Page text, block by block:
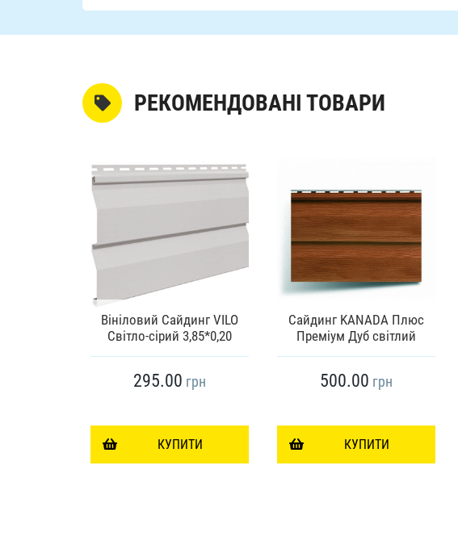
РЕКОМЕНДОВАНІ ТОВАРИ
Вініловий Сайдинг VILO
Світло-сірий 3,85*0,20
295.00 грн
КУПИТИ
Сайдинг KANADA Плюс
Преміум Дуб світлий
500.00 грн
КУПИТИ